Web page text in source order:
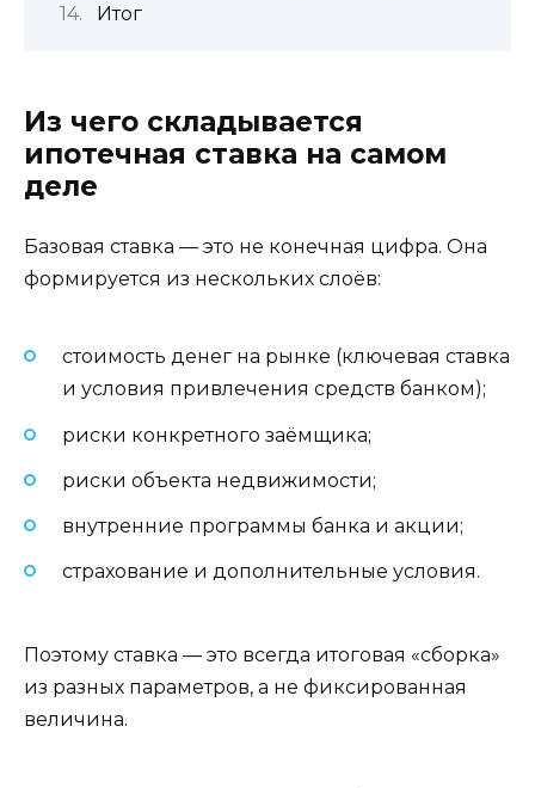
Итог
Из чего складывается
ипотечная ставка на самом
деле
Базовая ставка — это не конечная цифра. Она
формируется из нескольких слоёв:
стоимость денег на рынке (ключевая ставка
и условия привлечения средств банком);
риски конкретного заёмщика;
риски объекта недвижимости;
внутренние программы банка и акции;
страхование и дополнительные условия.
Поэтому ставка — это всегда итоговая «сборка»
из разных параметров, а не фиксированная
величина.